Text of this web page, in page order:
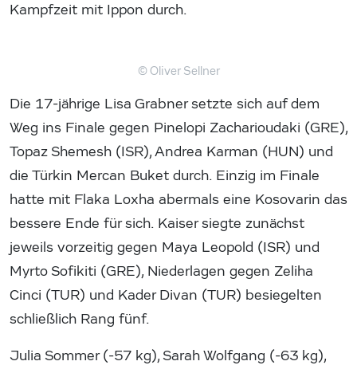
Kampfzeit mit Ippon durch.
© Oliver Sellner
Die 17-jährige Lisa Grabner setzte sich auf dem
Weg ins Finale gegen Pinelopi Zacharioudaki (GRE),
Topaz Shemesh (ISR), Andrea Karman (HUN) und
die Türkin Mercan Buket durch. Einzig im Finale
hatte mit Flaka Loxha abermals eine Kosovarin das
bessere Ende für sich. Kaiser siegte zunächst
jeweils vorzeitig gegen Maya Leopold (ISR) und
Myrto Sofikiti (GRE), Niederlagen gegen Zeliha
Cinci (TUR) und Kader Divan (TUR) besiegelten
schließlich Rang fünf.
Julia Sommer (-57 kg), Sarah Wolfgang (-63 kg),